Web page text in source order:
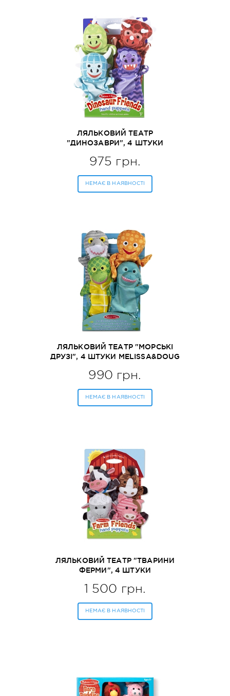
ЛЯЛЬКОВИЙ ТЕАТР
"ДИНОЗАВРИ", 4 ШТУКИ
975 грн.
НЕМАЄ В НАЯВНОСТІ
ЛЯЛЬКОВИЙ ТЕАТР "МОРСЬКІ
ДРУЗІ", 4 ШТУКИ MELISSA&DOUG
990 грн.
НЕМАЄ В НАЯВНОСТІ
ЛЯЛЬКОВИЙ ТЕАТР "ТВАРИНИ
ФЕРМИ", 4 ШТУКИ
1 500 грн.
НЕМАЄ В НАЯВНОСТІ